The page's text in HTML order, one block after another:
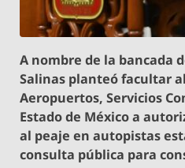
A nombre de la bancada
Salinas planteó facultar
Aeropuertos, Servicios
Estado de México a
al peaje en autopistas
consulta pública para